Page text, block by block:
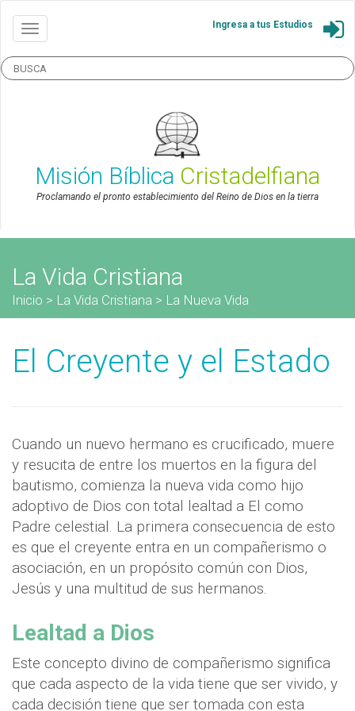
Ingresa a tus Estudios
Misión Bíblica Cristadelfiana
Proclamando el pronto establecimiento del Reino de Dios en la tierra
La Vida Cristiana
Inicio > La Vida Cristiana > La Nueva Vida
El Creyente y el Estado
Cuando un nuevo hermano es crucificado, muere
y resucita de entre los muertos en la figura del
bautismo, comienza la nueva vida como hijo
adoptivo de Dios con total lealtad a El como
Padre celestial. La primera consecuencia de esto
es que el creyente entra en un compañerismo o
asociación, en un propósito común con Dios,
Jesús y una multitud de sus hermanos.
Lealtad a Dios
Este concepto divino de compañerismo significa
que cada aspecto de la vida tiene que ser vivido, y
cada decisión tiene que ser tomada con esta